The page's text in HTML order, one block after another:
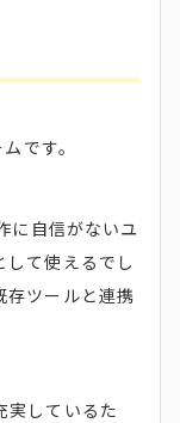
です。
に自信がないユ
て使えるでし
存ツールと連携
実しているた